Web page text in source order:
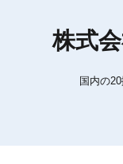
株式
国内の